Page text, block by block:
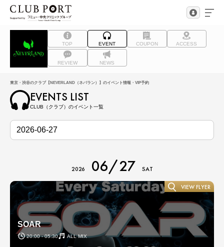
TOP EVENT COUPON ACCESS
REVIEW NEWS
東京・渋谷のクラブ【NEVERLAND（ネバラン）】のイベント情報・VIP予約
EVENTS LIST
CLUB（クラブ）のイベント一覧
2026 06/27 SAT
SOAR
20:00 - 05:30 ALL MIX
VIEW FLYER